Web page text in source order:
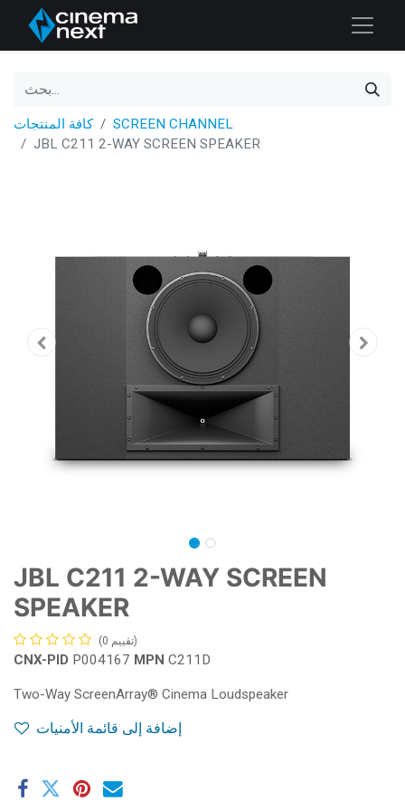
كافة المنتجات
SCREEN CHANNEL
JBL C211 2-WAY SCREEN SPEAKER
JBL C211 2-WAY SCREEN
SPEAKER
(تقييم 0)
CNX-PID P004167 MPN C211D
Two-Way ScreenArray® Cinema Loudspeaker
إضافة إلى قائمة الأمنيات